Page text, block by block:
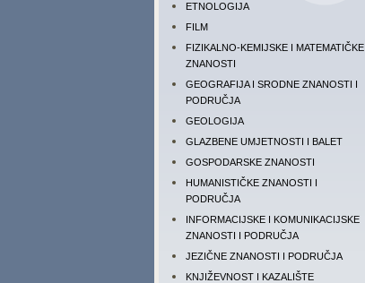
ETNOLOGIJA
FILM
FIZIKALNO-KEMIJSKE I MATEMATIČKE
ZNANOSTI
GEOGRAFIJA I SRODNE ZNANOSTI I
PODRUČJA
GEOLOGIJA
GLAZBENE UMJETNOSTI I BALET
GOSPODARSKE ZNANOSTI
HUMANISTIČKE ZNANOSTI I
PODRUČJA
INFORMACIJSKE I KOMUNIKACIJSKE
ZNANOSTI I PODRUČJA
JEZIČNE ZNANOSTI I PODRUČJA
KNJIŽEVNOST I KAZALIŠTE